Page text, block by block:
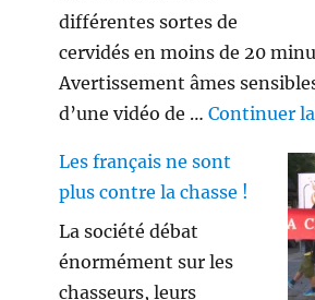
différentes sortes de
cervidés en moins de 20
Avertissement âmes
d’une vidéo de …Continuer
Les français ne sont
plus contre la chasse !
La société débat
énormément sur les
chasseurs, leurs